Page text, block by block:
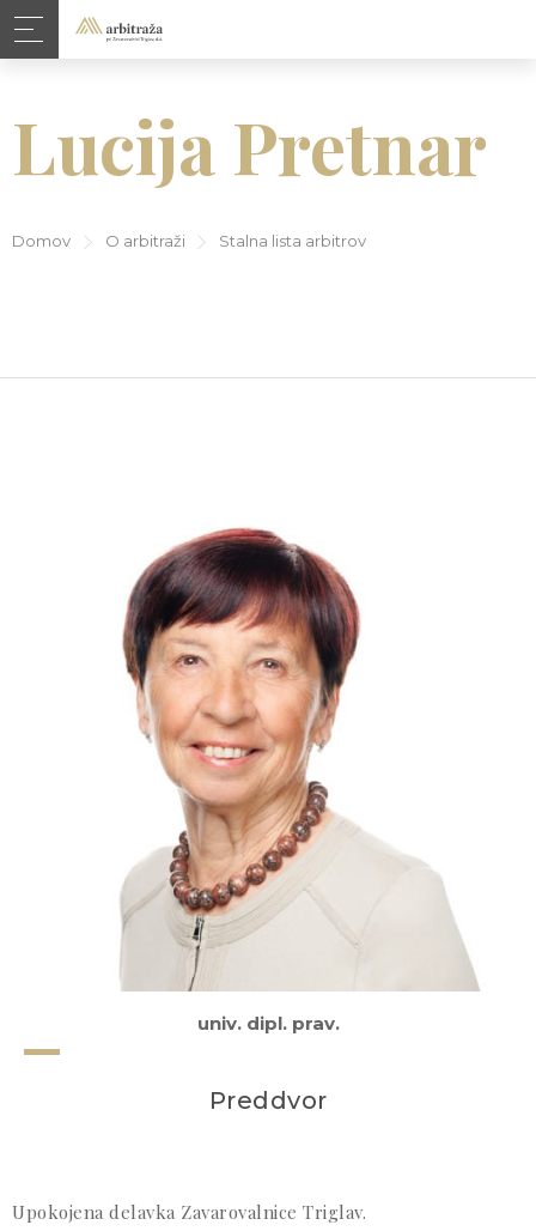
Lucija Pretnar
Domov O arbitraži Stalna lista arbitrov
univ. dipl. prav.
Preddvor
Upokojena delavka Zavarovalnice Triglav.